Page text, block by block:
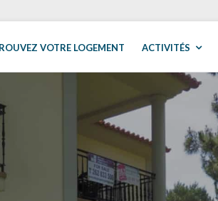
VOTRE LOGEMENT ACTIVITÉS